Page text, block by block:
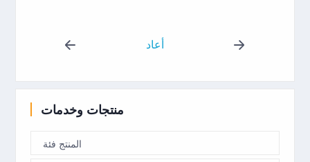
أعاد
منتجات وخدمات
المنتج فئة